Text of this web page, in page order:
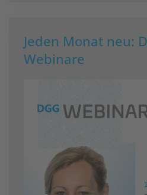
Jeden Monat neu:
Webinare